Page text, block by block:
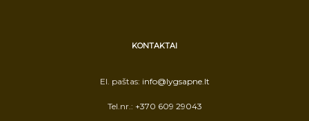
KONTAKTAI
El. paštas: info@lygsapne.lt
Tel.nr.: +370 609 29043